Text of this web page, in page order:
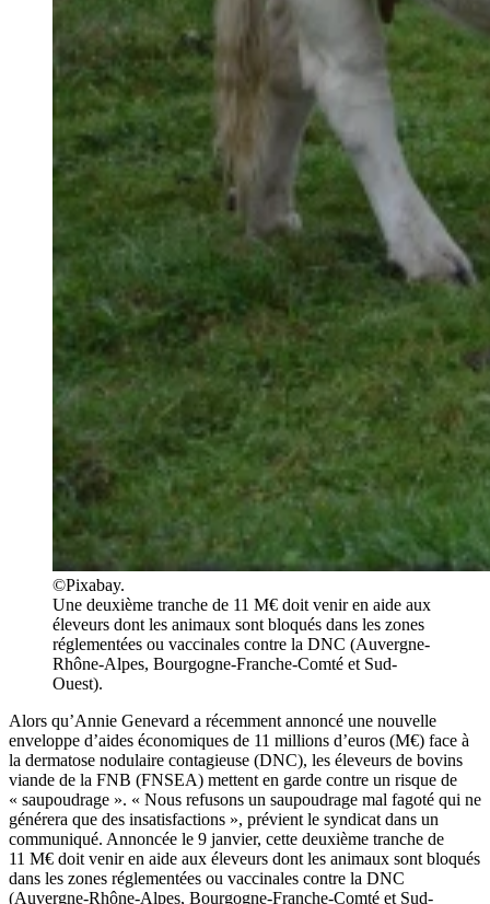
©Pixabay.
Une deuxième tranche de 11 M€ doit venir en aide aux
éleveurs dont les animaux sont bloqués dans les zones
réglementées ou vaccinales contre la DNC (Auvergne-
Rhône-Alpes, Bourgogne-Franche-Comté et Sud-
Ouest).
Alors qu’Annie Genevard a récemment annoncé une nouvelle
enveloppe d’aides économiques de 11 millions d’euros (M€) face à
la dermatose nodulaire contagieuse (DNC), les éleveurs de bovins
viande de la FNB (FNSEA) mettent en garde contre un risque de
« saupoudrage ». « Nous refusons un saupoudrage mal fagoté qui ne
générera que des insatisfactions », prévient le syndicat dans un
communiqué. Annoncée le 9 janvier, cette deuxième tranche de
11 M€ doit venir en aide aux éleveurs dont les animaux sont bloqués
dans les zones réglementées ou vaccinales contre la DNC
(Auvergne-Rhône-Alpes, Bourgogne-Franche-Comté et Sud-